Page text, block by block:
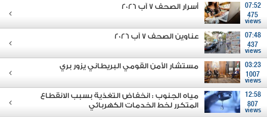
07:52
475
views
أسرار الصحف 7 آب 2026
07:48
437
views
عناوين الصحف 7 آب 2026
03:23
1007
views
مستشار الأمن القومي البريطاني يزور بري
12:58
807
views
مياه الجنوب : انخفاض التغذية بسبب الانقطاع
المتكرر لخط الخدمات الكهربائي